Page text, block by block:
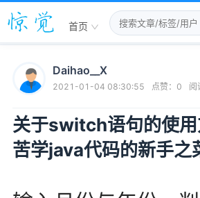
首页
Daihao__X
2021-01-04 08:30:55 点赞： 0 阅
关于switch语句的使
苦学java代码的新手之